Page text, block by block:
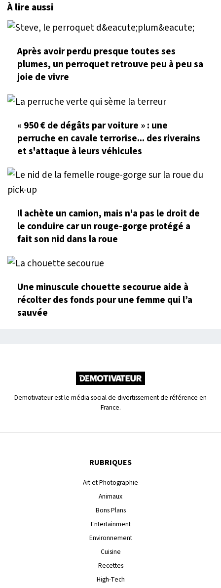
À lire aussi
Après avoir perdu presque toutes ses
plumes, un perroquet retrouve peu à peu sa
joie de vivre
« 950 € de dégâts par voiture » : une
perruche en cavale terrorise... des riverains
et s'attaque à leurs véhicules
Il achète un camion, mais n'a pas le droit de
le conduire car un rouge-gorge protégé a
fait son nid dans la roue
Une minuscule chouette secourue aide à
récolter des fonds pour une femme qui l’a
sauvée
Demotivateur est le média social de divertissement de référence en
France.
RUBRIQUES
Art et Photographie
Animaux
Bons Plans
Entertainment
Environnement
Cuisine
Recettes
High-Tech